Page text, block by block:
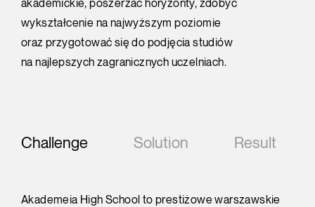
akademickie, poszerzać horyzonty, zdobyć
wykształcenie na najwyższym poziomie
oraz przygotować się do podjęcia studiów
na najlepszych zagranicznych uczelniach.
Challenge Solution Result
Akademeia High School to prestiżowe warszawskie